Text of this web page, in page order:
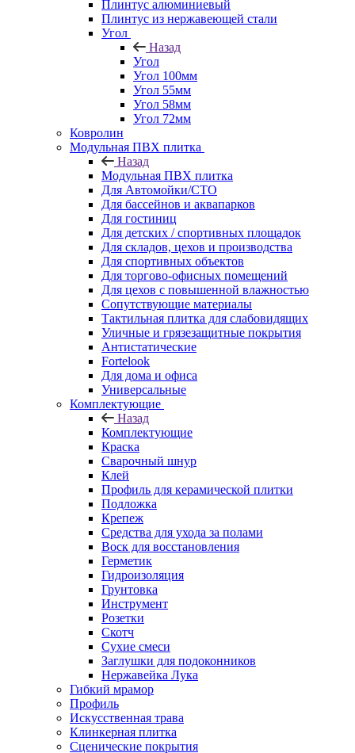
Плинтус алюминиевый
Плинтус из нержавеющей стали
Угол
Назад
Угол
Угол 100мм
Угол 55мм
Угол 58мм
Угол 72мм
Ковролин
Модульная ПВХ плитка
Назад
Модульная ПВХ плитка
Для Автомойки/СТО
Для бассейнов и аквапарков
Для гостиниц
Для детских / спортивных площадок
Для складов, цехов и производства
Для спортивных объектов
Для торгово-офисных помещений
Для цехов с повышенной влажностью
Сопутствующие материалы
Тактильная плитка для слабовидящих
Уличные и грязезащитные покрытия
Антистатические
Fortelook
Для дома и офиса
Универсальные
Комплектующие
Назад
Комплектующие
Краска
Сварочный шнур
Клей
Профиль для керамической плитки
Подложка
Крепеж
Средства для ухода за полами
Воск для восстановления
Герметик
Гидроизоляция
Грунтовка
Инструмент
Розетки
Скотч
Сухие смеси
Заглушки для подоконников
Нержавейка Лука
Гибкий мрамор
Профиль
Искусственная трава
Клинкерная плитка
Сценические покрытия